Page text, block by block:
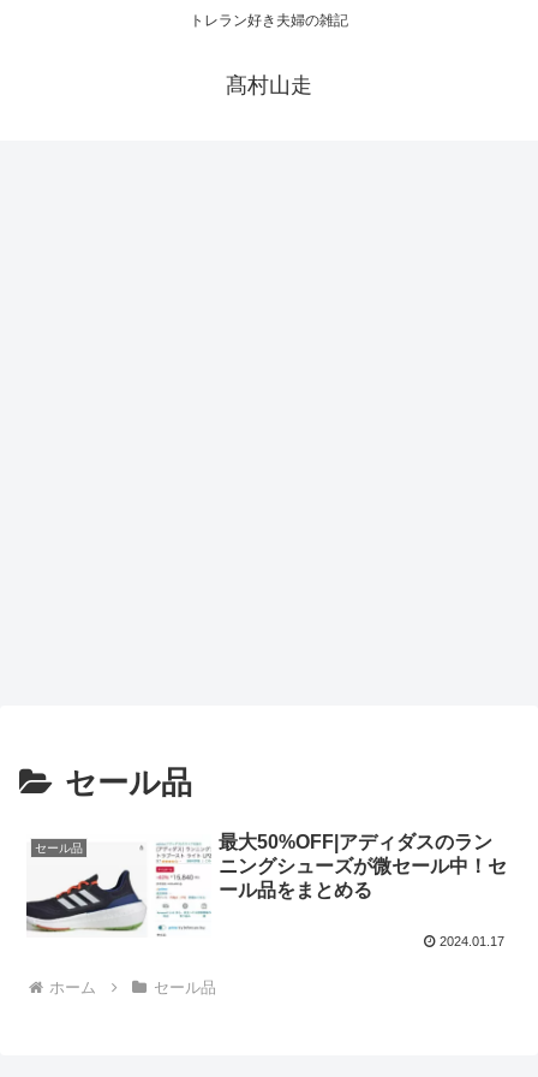
トレラン好き夫婦の雑記
髙村山走
セール品
セール品
最大50%OFF|アディダスのラン
ニングシューズが微セール中！セ
ール品をまとめる
2024.01.17
ホーム セール品